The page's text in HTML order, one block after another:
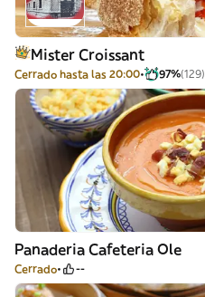
Mister Croissant
Cerrado hasta las 20:00 97%(129)
Panaderia Cafeteria Ole
Cerrado --